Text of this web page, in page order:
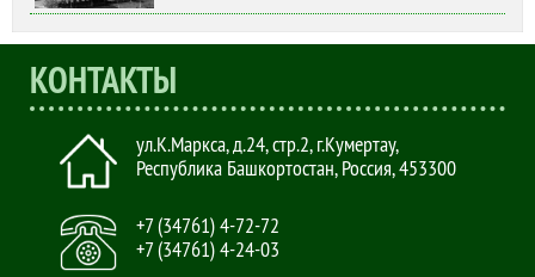
КОНТАКТЫ
ул.К.Маркса, д.24, стр.2,г.Кумертау,
Республика Башкортостан, Россия,453300
+7 (34761) 4-72-72
+7 (34761) 4-24-03